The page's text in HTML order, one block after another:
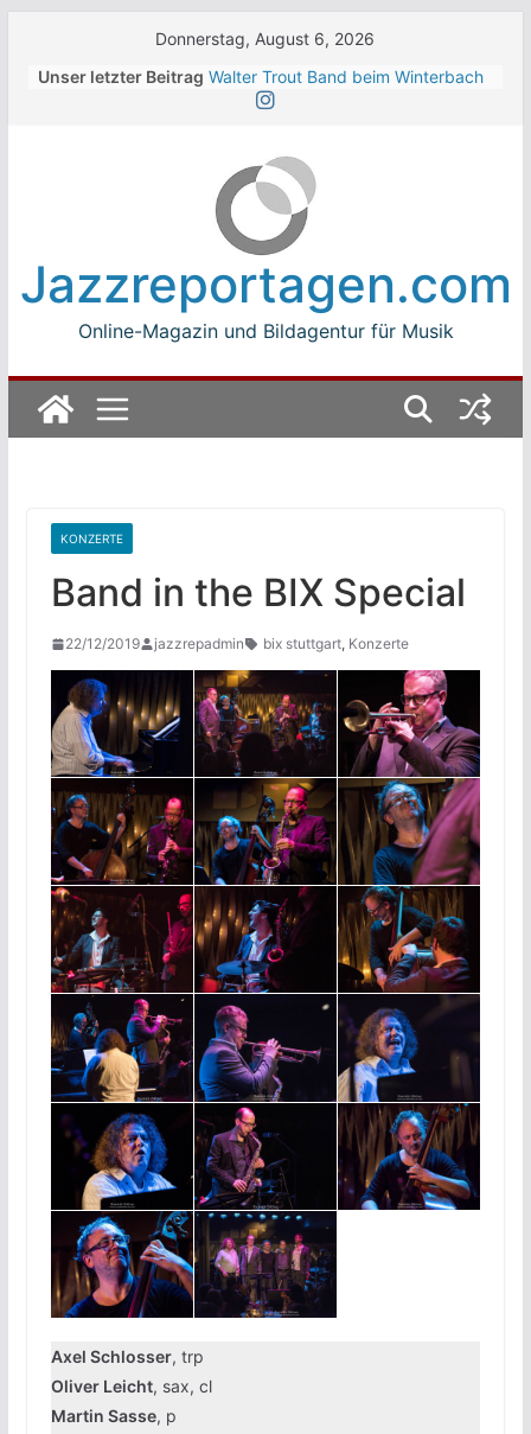
Donnerstag, August 6, 2026
Unser letzter Beitrag Walter Trout Band beim Winterbach
Zeltspektakel 2026
Jean-Michel Jarre bei den jazz open
Modena auf der Piazza Roma 2026
Beth Hart
Luca Carboni bei den jazz open
Modena auf der Piazza Roma 2026
Jazzreportagen.com
Online-Magazin und Bildagentur für Musik
KONZERTE
Band in the BIX Special
22/12/2019 jazzrepadmin bix stuttgart, Konzerte
Axel Schlosser, trp
Oliver Leicht, sax, cl
Martin Sasse, p